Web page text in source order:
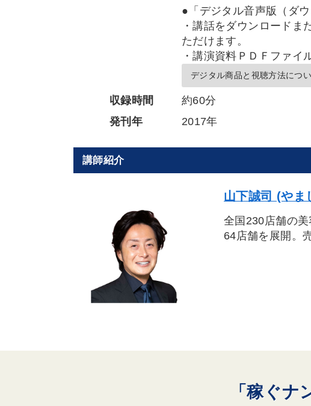
●「デジタル音声版（ダウ
・講話をダウンロード
ただけます。
・講演資料ＰＤＦファイ
デジタル商品と視聴方法につ
収録時間
約60分
発刊年
2017年
講師紹介
山下誠司 (やま
全国230店舗の
64店舗を展開。
「稼ぐ